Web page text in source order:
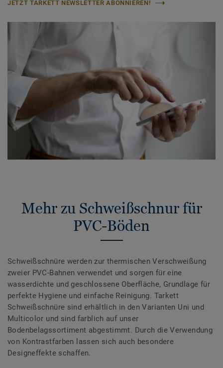
JETZT TARKETT NEWSLETTER ABONNIEREN!
Mehr zu Schweißschnur für
PVC-Böden
Schweißschnüre werden zur thermischen Verschweißung
zweier PVC-Bahnen verwendet und sorgen für eine
wasserdichte und geschlossene Oberfläche, Grundlage für
perfekte Hygiene und einfache Reinigung. Tarkett
Schweißschnüre sind erhältlich in den Varianten Uni und
Multicolor und sind farblich auf unser
Bodenbelagssortiment abgestimmt. Durch die Verwendung
von Kontrastfarben lassen sich auch besondere
Designeffekte schaffen.